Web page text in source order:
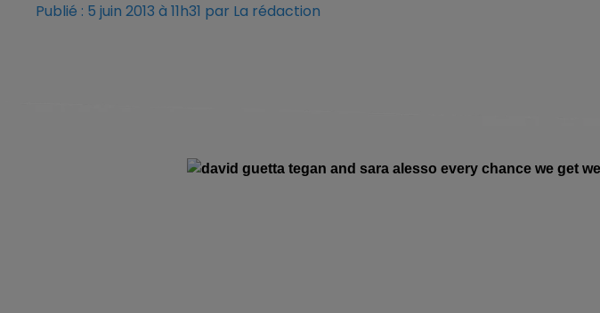
Publié : 5 juin 2013 à 11h31 par La rédaction